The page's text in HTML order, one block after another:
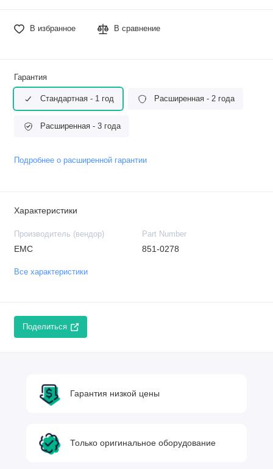
В избранное В сравнение
Гарантия
Стандартная - 1 год Расширенная - 2 года
Расширенная - 3 года
Подробнее о расширенной гарантии
Характеристики
Производитель (вендор)
EMC
Part Number
851-0278
Все характеристики
Поделиться
Гарантия низкой цены
Только оригинальное оборудование